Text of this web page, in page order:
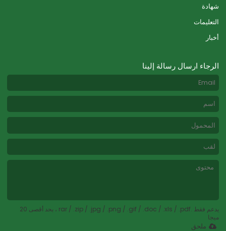
شهادة
التعليمات
أخبار
الرجاء ارسال رسالة إلينا
يدعم فقط .rar / .zip / .jpg / .png / .gif / .doc / .xls / .pdf ، بحد أقصى 20
ميجا
ملحق